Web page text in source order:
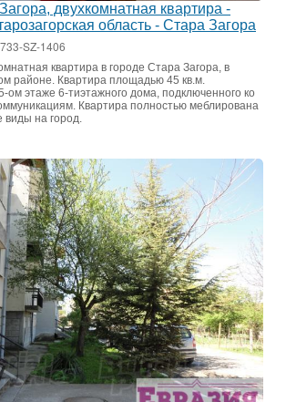
двухкомнатная квартира -
область - Стара Загора
SZ-1406
квартира в городе Стара Загора, в
районе. Квартира площадью 45 кв.м.
ом этаже 6-тиэтажного дома, подключенного ко
Квартира полностью меблирована
виды на город.